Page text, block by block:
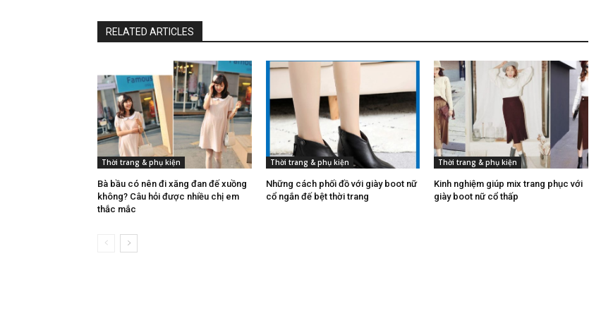
RELATED ARTICLES
Thời trang & phụ kiện
Bà bầu có nên đi xăng đan đế xuồng
không? Câu hỏi được nhiều chị em
thắc mắc
Thời trang & phụ kiện
Những cách phối đồ với giày boot nữ
cổ ngắn đế bệt thời trang
Thời trang & phụ kiện
Kinh nghiệm giúp mix trang phục với
giày boot nữ cổ thấp